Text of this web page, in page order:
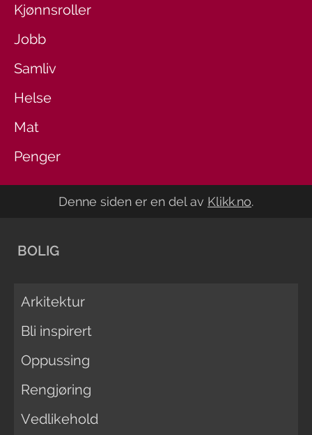
Kjønnsroller
Jobb
Samliv
Helse
Mat
Penger
Denne siden er en del av Klikk.no.
BOLIG
Arkitektur
Bli inspirert
Oppussing
Rengjøring
Vedlikehold